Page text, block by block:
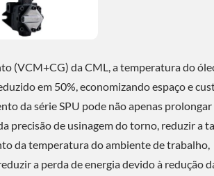
(VCM+CG) da CML, a temperatura do
em 50%, economizando espaço e
da série SPU pode não apenas prolongar
precisão de usinagem do torno, reduzir a
da temperatura do ambiente de trabalho,
a perda de energia devido à redução